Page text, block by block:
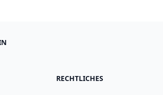
RECHTLICHES